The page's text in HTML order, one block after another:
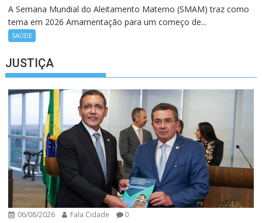
A Semana Mundial do Aleitamento Materno (SMAM) traz como
tema em 2026 Amamentação para um começo de...
SAÚDE
JUSTIÇA
06/08/2026 Fala Cidade 0